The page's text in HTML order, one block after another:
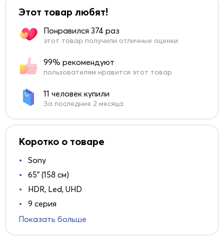
Этот товар любят!
Понравился 374 раз
этот товар получили отличные оценки
99% рекомендуют
пользователям нравится этот товар
11 человек купили
За последние 2 месяца
Коротко о товаре
Sony
65" (158 см)
HDR, Led, UHD
9 серия
Показать больше